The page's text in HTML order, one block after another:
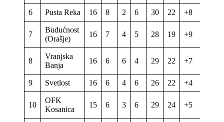
6 Pusta Reka 16 8 2 6 30 22 +8
7
Budućnost
(Orašje)
16 7 4 5 28 19 +9
8
Vranjska
Banja
16 6 6 4 29 22 +7
9 Svetlost 16 6 4 6 26 22 +4
10
OFK
Kosanica
15 6 3 6 29 24 +5